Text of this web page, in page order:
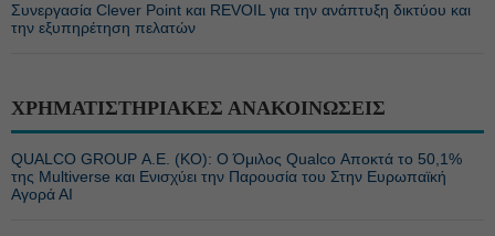
Συνεργασία Clever Point και REVOIL για την ανάπτυξη δικτύου και
την εξυπηρέτηση πελατών
ΧΡΗΜΑΤΙΣΤΗΡΙΑΚΕΣ ΑΝΑΚΟΙΝΩΣΕΙΣ
QUALCO GROUP Α.Ε. (ΚΟ): Ο Όμιλος Qualco Αποκτά το 50,1%
της Multiverse και Ενισχύει την Παρουσία του Στην Ευρωπαϊκή
Αγορά ΑΙ